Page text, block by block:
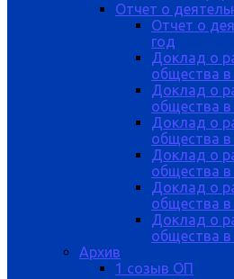
Отчет о
Отчет о
год
Доклад о
общества в
Доклад о
общества в
Доклад о
общества в
Доклад о
общества в
Доклад о
общества в
Доклад о
общества в
Архив
1 созыв ОП